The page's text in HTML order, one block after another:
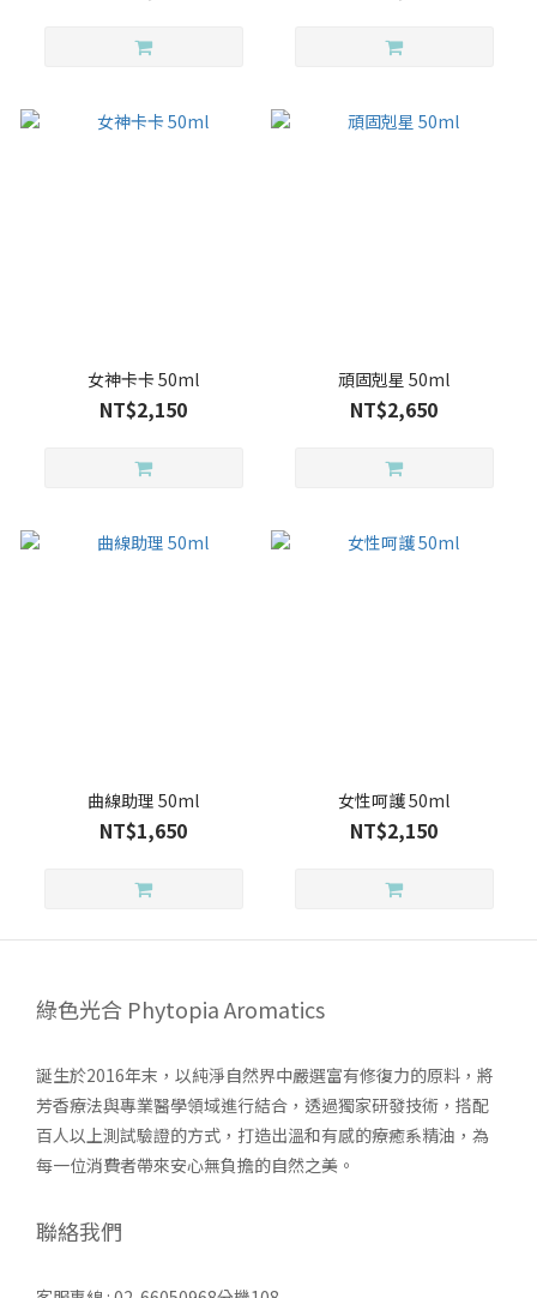
女神卡卡 50ml
NT$2,150
頑固剋星 50ml
NT$2,650
曲線助理 50ml
NT$1,650
女性呵護 50ml
NT$2,150
綠色光合 Phytopia Aromatics
誕生於2016年末，以純淨自然界中嚴選富有修復力的原料，將
芳香療法與專業醫學領域進行結合，透過獨家研發技術，搭配
百人以上測試驗證的方式，打造出溫和有感的療癒系精油，為
每一位消費者帶來安心無負擔的自然之美。
聯絡我們